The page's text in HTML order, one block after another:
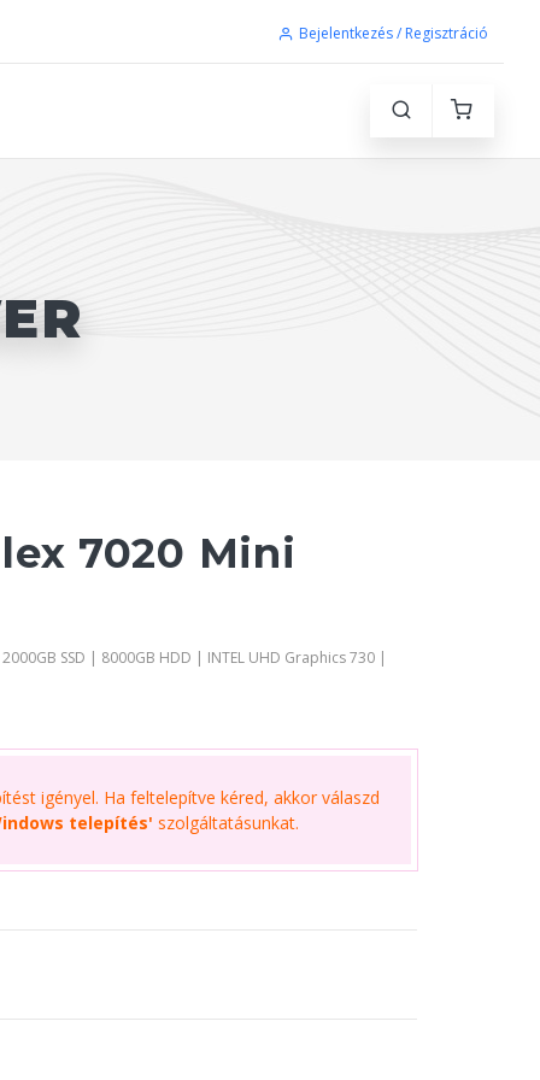
Bejelentkezés / Regisztráció
7020 Mini
SSD | 8000GB HDD | INTEL UHD Graphics 730 |
igényel. Ha feltelepítve kéred, akkor válaszd
telepítés' szolgáltatásunkat.